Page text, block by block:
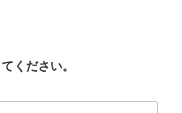
ください。